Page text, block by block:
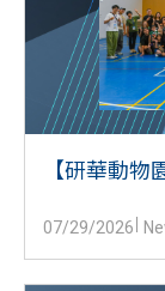
【研華動
07/29/2026